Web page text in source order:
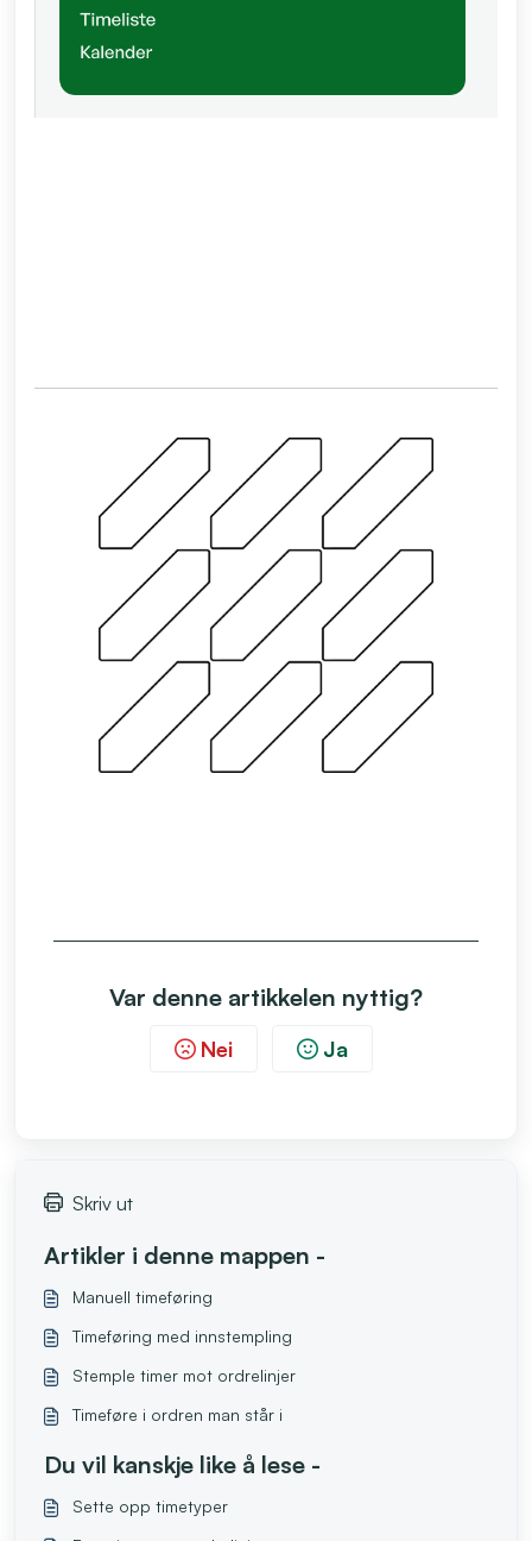
Var denne artikkelen nyttig?
Nei Ja
Skriv ut
Artikler i denne mappen -
Manuell timeføring
Timeføring med innstempling
Stemple timer mot ordrelinjer
Timeføre i ordren man står i
Du vil kanskje like å lese -
Sette opp timetyper